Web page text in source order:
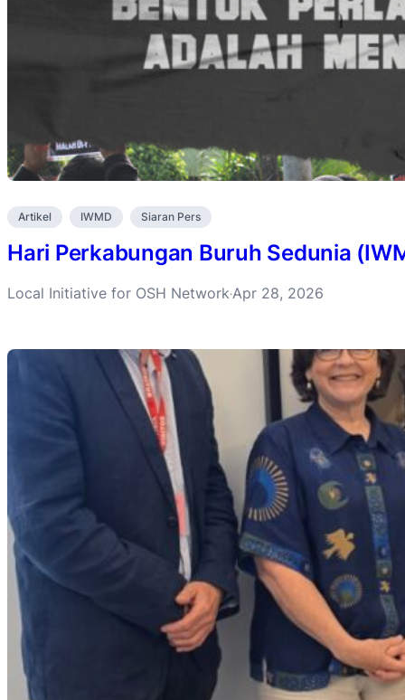
Artikel IWMD Siaran Pers
Hari Perkabungan Buruh Sedunia
Local Initiative for OSH Network·Apr 28, 2026